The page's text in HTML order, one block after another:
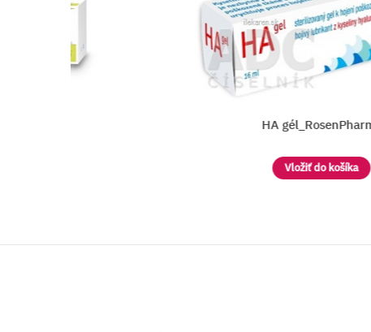
HA gél_RosenPharma
Vložiť do košíka